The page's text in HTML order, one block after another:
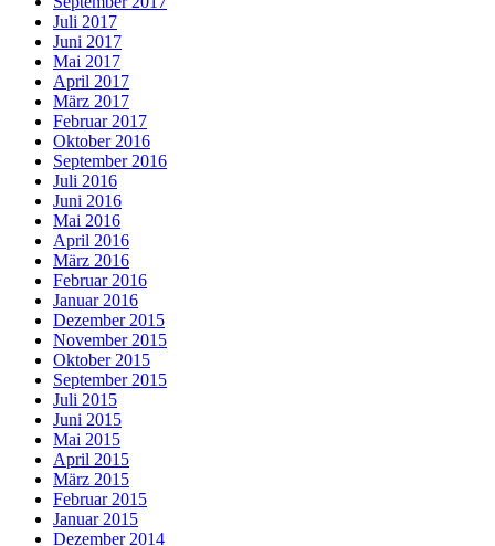
Juli 2017
Juni 2017
Mai 2017
April 2017
März 2017
Februar 2017
Oktober 2016
September 2016
Juli 2016
Juni 2016
Mai 2016
April 2016
März 2016
Februar 2016
Januar 2016
Dezember 2015
November 2015
Oktober 2015
September 2015
Juli 2015
Juni 2015
Mai 2015
April 2015
März 2015
Februar 2015
Januar 2015
Dezember 2014